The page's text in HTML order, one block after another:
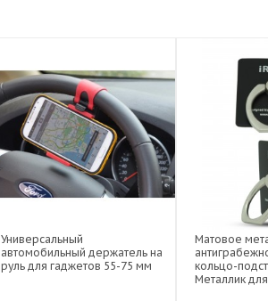
Универсальный
автомобильный держатель на
руль для гаджетов 55-75 мм
Матовое
кольцо-
Металлик